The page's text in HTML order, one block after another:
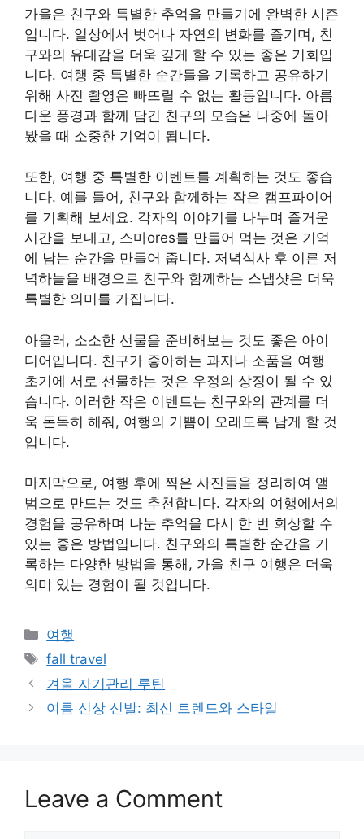
가을은 친구와 특별한 추억을 만들기에 완벽한 시즌
입니다. 일상에서 벗어나 자연의 변화를 즐기며, 친
구와의 유대감을 더욱 깊게 할 수 있는 좋은 기회입
니다. 여행 중 특별한 순간들을 기록하고 공유하기
위해 사진 촬영은 빠뜨릴 수 없는 활동입니다. 아름
다운 풍경과 함께 담긴 친구의 모습은 나중에 돌아
봤을 때 소중한 기억이 됩니다.
또한, 여행 중 특별한 이벤트를 계획하는 것도 좋습
니다. 예를 들어, 친구와 함께하는 작은 캠프파이어
를 기획해 보세요. 각자의 이야기를 나누며 즐거운
시간을 보내고, 스마ores를 만들어 먹는 것은 기억
에 남는 순간을 만들어 줍니다. 저녁식사 후 이른 저
녁하늘을 배경으로 친구와 함께하는 스냅샷은 더욱
특별한 의미를 가집니다.
아울러, 소소한 선물을 준비해보는 것도 좋은 아이
디어입니다. 친구가 좋아하는 과자나 소품을 여행
초기에 서로 선물하는 것은 우정의 상징이 될 수 있
습니다. 이러한 작은 이벤트는 친구와의 관계를 더
욱 돈독히 해줘, 여행의 기쁨이 오래도록 남게 할 것
입니다.
마지막으로, 여행 후에 찍은 사진들을 정리하여 앨
범으로 만드는 것도 추천합니다. 각자의 여행에서의
경험을 공유하며 나눈 추억을 다시 한 번 회상할 수
있는 좋은 방법입니다. 친구와의 특별한 순간을 기
록하는 다양한 방법을 통해, 가을 친구 여행은 더욱
의미 있는 경험이 될 것입니다.
Categories
여행
Tags
fall travel
겨울 자기관리 루틴
여름 신상 신발: 최신 트렌드와 스타일
Leave a Comment